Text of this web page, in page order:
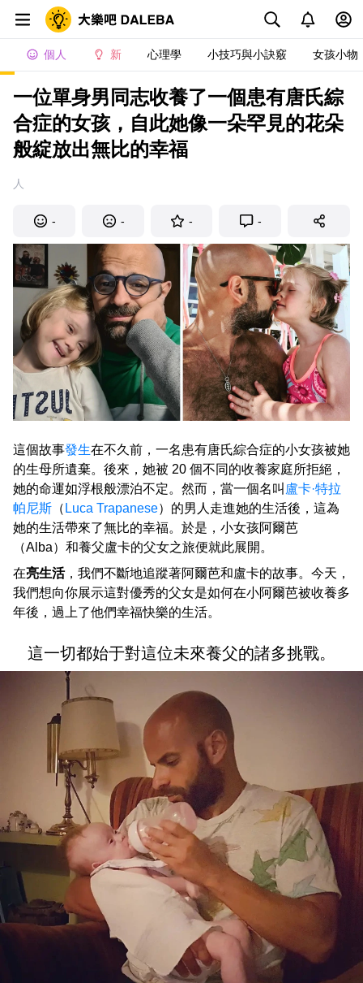
個人 新 心理學 小技巧與小訣竅 女孩小物
一位單身男同志收養了一個患有唐氏綜
合症的女孩，自此她像一朵罕見的花朵
般綻放出無比的幸福
人
- - - -
這個故事發生在不久前，一名患有唐氏綜合症的小女孩被她
的生母所遺棄。後來，她被 20 個不同的收養家庭所拒絕，
她的命運如浮根般漂泊不定。然而，當一個名叫 盧卡·特拉
帕尼斯 （ Luca Trapanese）的男人走進她的生活後，這為
她的生活帶來了無比的幸福。於是，小女孩阿爾芭
（Alba）和養父盧卡的父女之旅便就此展開。
在亮生活，我們不斷地追蹤著阿爾芭和盧卡的故事。今天，
我們想向你展示這對優秀的父女是如何在小阿爾芭被收養多
年後，過上了他們幸福快樂的生活。
這一切都始于對這位未來養父的諸多挑戰。